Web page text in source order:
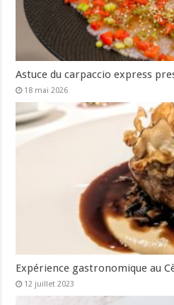
Astuce du carpaccio express
18 mai 2026
Expérience gastronomique au
12 juillet 2023